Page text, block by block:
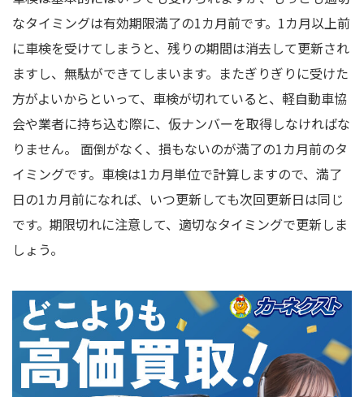
なタイミングは有効期限満了の1カ月前です。1カ月以上前
に車検を受けてしまうと、残りの期間は消去して更新され
ますし、無駄ができてしまいます。またぎりぎりに受けた
方がよいからといって、車検が切れていると、軽自動車協
会や業者に持ち込む際に、仮ナンバーを取得しなければな
りません。 面倒がなく、損もないのが満了の1カ月前のタ
イミングです。車検は1カ月単位で計算しますので、満了
日の1カ月前になれば、いつ更新しても次回更新日は同じ
です。期限切れに注意して、適切なタイミングで更新しま
しょう。